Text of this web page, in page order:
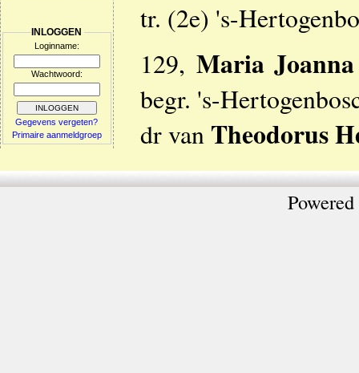
INLOGGEN
Loginname:
Wachtwoord:
Gegevens vergeten?
Primaire aanmeldgroep
tr. (2e) 's-
129,Maria
begr. 's-
dr van Theodorus